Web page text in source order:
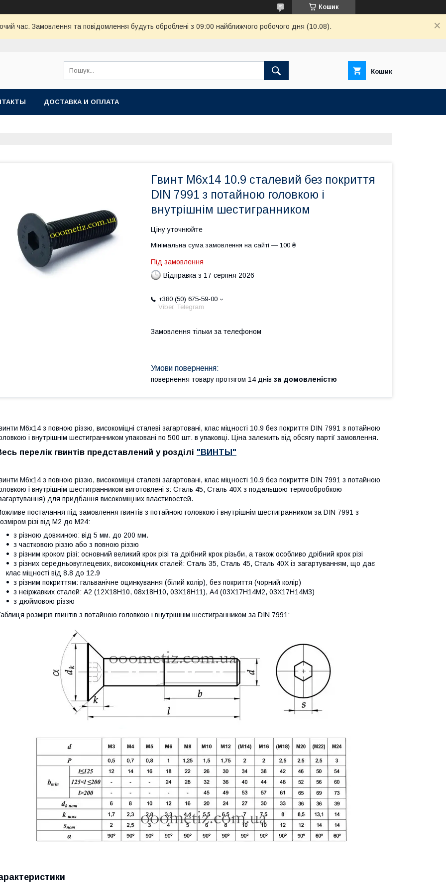
Кошик
час. Замовлення та повідомлення будуть оброблені з 09:00 найближчого робочого дня (10.08).
Кошик
ДОСТАВКА И ОПЛАТА
Гвинт М6х14 10.9 сталевий без покриття
DIN 7991 з потайною головкою і
внутрішнім шестигранником
Ціну уточнюйте
Мінімальна сума замовлення на сайті — 100 ₴
Під замовлення
Відправка з 17 серпня 2026
+380 (50) 675-59-00
Viber, Telegram
Замовлення тільки за телефоном
повернення товару протягом 14 днів за домовленістю
М6х14 з повною різзю, високоміцні сталеві загартовані, клас міцності 10.9 без покриття DIN 7991 з потайною
і внутрішнім шестигранником упаковані по 500 шт. в упаковці. Ціна залежить від обсягу партії замовлення.
перелік гвинтів представлений у розділі "ВИНТЫ"
М6х14 з повною різзю, високоміцні сталеві загартовані, клас міцності 10.9 без покриття DIN 7991 з потайною
і внутрішнім шестигранником виготовлені з: Сталь 45, Сталь 40Х з подальшою термообробкою
для придбання високоміцних властивостей.
постачання під замовлення гвинтів з потайною головкою і внутрішнім шестигранником за DIN 7991 з
різі від М2 до М24:
з різною довжиною: від 5 мм. до 200 мм.
з частковою різзю або з повною різзю
з різним кроком різі: основний великий крок різі та дрібний крок різьби, а також особливо дрібний крок різі
з різних середньовуглецевих, високоміцних сталей: Сталь 35, Сталь 45, Сталь 40Х із загартуванням, що дає
клас міцності від 8.8 до 12.9
з різним покриттям: гальванічне оцинкування (білий колір), без покриття (чорний колір)
з неіржавких сталей: А2 (12Х18Н10, 08х18Н10, 03Х18Н11), А4 (03Х17Н14М2, 03Х17Н14М3)
з дюймовою різзю
розмірів гвинтів з потайною головкою і внутрішнім шестигранником за DIN 7991: